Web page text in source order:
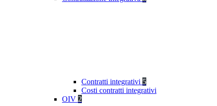
Contratti integrativi 5
Costi contratti integrativi
OIV 2